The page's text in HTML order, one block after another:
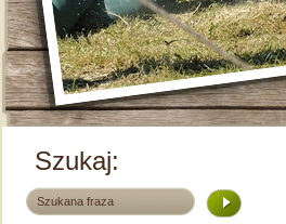
Szukaj: